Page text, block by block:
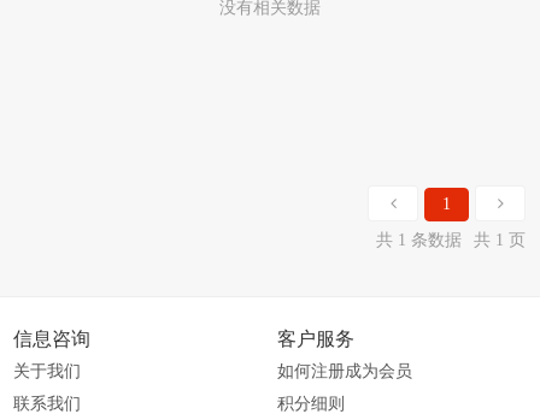
没有相关数据
1
共 1 条数据
共 1 页
信息咨询
关于我们
联系我们
客户服务
如何注册成为会员
积分细则